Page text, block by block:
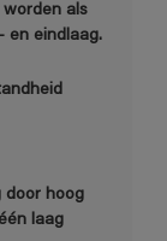
worden als
en eindlaag.
door hoog
laag